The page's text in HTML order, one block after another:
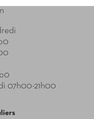
07h00-21h00